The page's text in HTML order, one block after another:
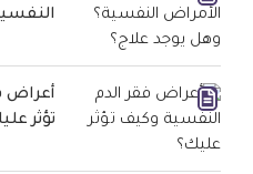
أعراض
تؤثر